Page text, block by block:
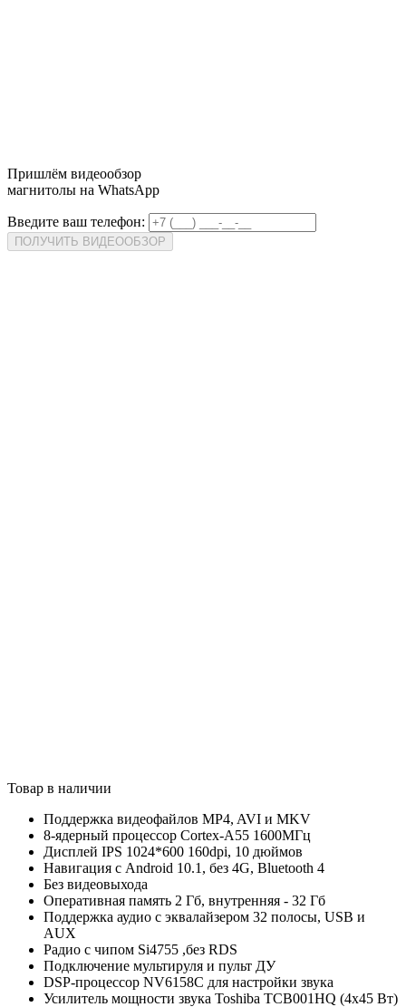
Пришлём видеообзор
магнитолы на WhatsApp
Введите ваш телефон:
ПОЛУЧИТЬ ВИДЕООБЗОР
Товар в наличии
Поддержка видеофайлов MP4, AVI и MKV
8-ядерный процессор Cortex-A55 1600МГц
Дисплей IPS 1024*600 160dpi, 10 дюймов
Навигация с Android 10.1, без 4G, Bluetooth 4
Без видеовыхода
Оперативная память 2 Гб, внутренняя - 32 Гб
Поддержка аудио с эквалайзером 32 полосы, USB и
AUX
Радио с чипом Si4755 ,без RDS
Подключение мультируля и пульт ДУ
DSP-процессор NV6158С для настройки звука
Усилитель мощности звука Toshiba TCB001HQ (4x45 Вт)